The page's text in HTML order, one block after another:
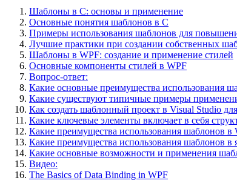
Шаблоны в C: основы и применение
Основные понятия шаблонов в C
Примеры использования шаблонов для
Лучшие практики при создании собственных
Шаблоны в WPF: создание и применение стилей
Основные компоненты стилей в WPF
Вопрос-ответ:
Какие основные преимущества использования
Какие существуют типичные примеры
Как создать шаблонный проект в Visual Studio
Какие ключевые элементы включает в себя
Какие преимущества использования шаблонов в
Какие преимущества использования шаблонов в
Какие основные возможности и применения
Видео:
The Basics of Data Binding in WPF